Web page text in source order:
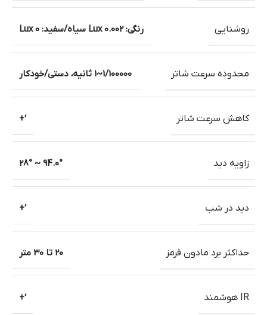
روشنایی رنگی: 0.002 Lux سیاه/سفید: 0 Lux
محدوده سرعت شاتر 1/100000~1 ثانیه، دستی/خودکار
کاهش سرعت شاتر ‘+
زاویه دید 94.0° ~ 28°
دید در شب ‘+
حداکثر برد مادون قرمز 20 تا 30 متر
IR هوشمند ‘+